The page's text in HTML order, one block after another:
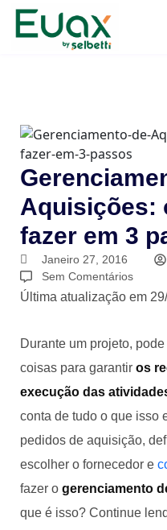
Aquisições:
fazer em 3
Janeiro 27, 2016
Sem Comentários
Última atualização em
Durante um projeto,
coisas para garantir os
execução das
conta de tudo o que
pedidos de aquisição,
escolher o fornecedor e
fazer o gerenciamento
que é isso? Continue